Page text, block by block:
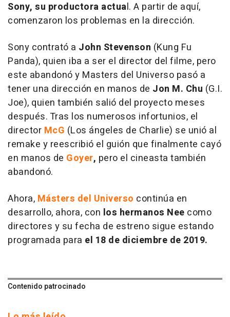
Sony, su productora actual. A partir de aquí,
comenzaron los problemas en la dirección.
Sony contrató a John Stevenson (Kung Fu
Panda), quien iba a ser el director del filme, pero
este abandonó y Masters del Universo pasó a
tener una dirección en manos de Jon M. Chu (G.I.
Joe), quien también salió del proyecto meses
después. Tras los numerosos infortunios, el
director McG (Los ángeles de Charlie) se unió al
remake y reescribió el guión que finalmente cayó
en manos de Goyer, pero el cineasta también
abandonó.
Ahora, Másters del Universo continúa en
desarrollo, ahora, con los hermanos Nee como
directores y su fecha de estreno sigue estando
programada para el 18 de diciembre de 2019.
Contenido patrocinado